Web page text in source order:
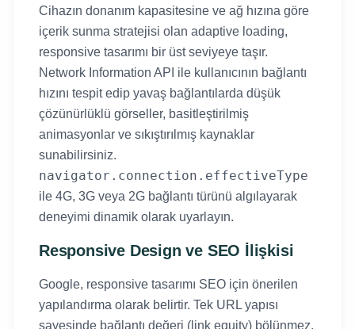
Cihazın donanım kapasitesine ve ağ hızına göre
içerik sunma stratejisi olan adaptive loading,
responsive tasarımı bir üst seviyeye taşır.
Network Information API ile kullanıcının bağlantı
hızını tespit edip yavaş bağlantılarda düşük
çözünürlüklü görseller, basitleştirilmiş
animasyonlar ve sıkıştırılmış kaynaklar
sunabilirsiniz.
navigator.connection.effectiveType
ile 4G, 3G veya 2G bağlantı türünü algılayarak
deneyimi dinamik olarak uyarlayın.
Responsive Design ve SEO İlişkisi
Google, responsive tasarımı SEO için önerilen
yapılandırma olarak belirtir. Tek URL yapısı
sayesinde bağlantı değeri (link equity) bölünmez,